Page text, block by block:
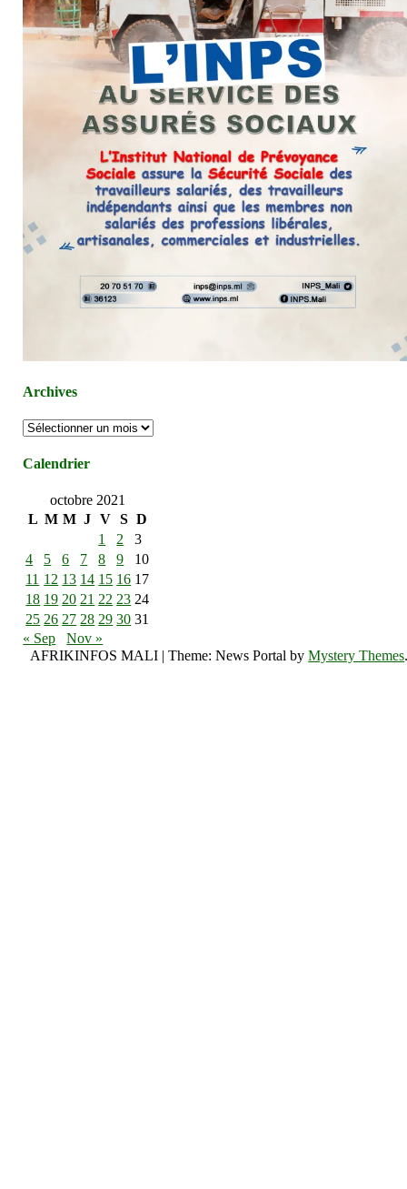
Archives
Archives
Calendrier
octobre 2021
L M M J V S D
1
2
3
4
5 6 7 8 9
10
11 12 13 14 15 16 17
18 19 20 21 22 23 24
25 26 27 28 29 30 31
« Sep
Nov »
AFRIKINFOS MALI |Theme: News Portal byMystery Themes